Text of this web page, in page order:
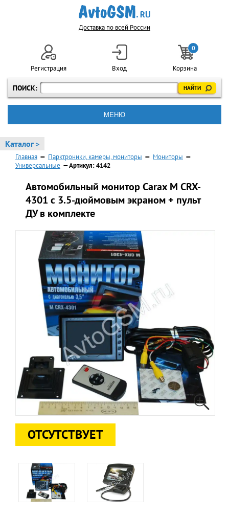
Доставка по всей России
ПОИСК:
Регистрация Вход
0
Корзина
МЕНЮ
Каталог >
Главная — Парктроники, камеры, мониторы — Мониторы —
Универсальные — Артикул: 4142
Автомобильный монитор Carax M CRX-
4301 с 3.5-дюймовым экраном + пульт
ДУ в комплекте
ОТСУТСТВУЕТ